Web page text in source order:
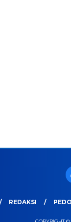
REDAKSI